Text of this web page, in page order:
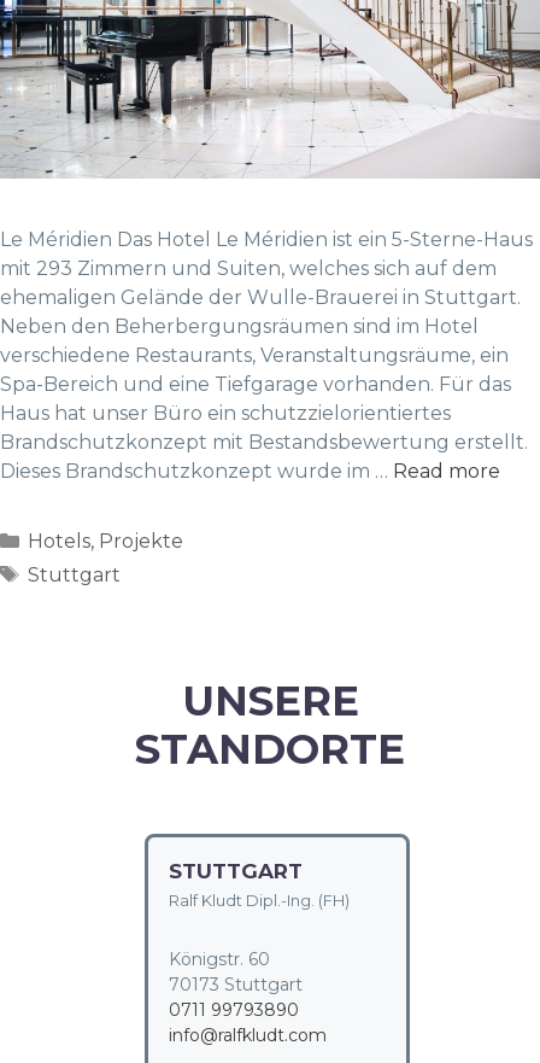
Le Méridien Das Hotel Le Méridien ist ein 5-Sterne-Haus
mit 293 Zimmern und Suiten, welches sich auf dem
ehemaligen Gelände der Wulle-Brauerei in Stuttgart.
Neben den Beherbergungsräumen sind im Hotel
verschiedene Restaurants, Veranstaltungsräume, ein
Spa-Bereich und eine Tiefgarage vorhanden. Für das
Haus hat unser Büro ein schutzzielorientiertes
Brandschutzkonzept mit Bestandsbewertung erstellt.
Dieses Brandschutzkonzept wurde im … Read more
Categories
Hotels, Projekte
Tags
Stuttgart
UNSERE
STANDORTE
STUTTGART
Ralf Kludt Dipl.-Ing. (FH)
Königstr. 60
70173 Stuttgart
0711 99793890
info@ralfkludt.com